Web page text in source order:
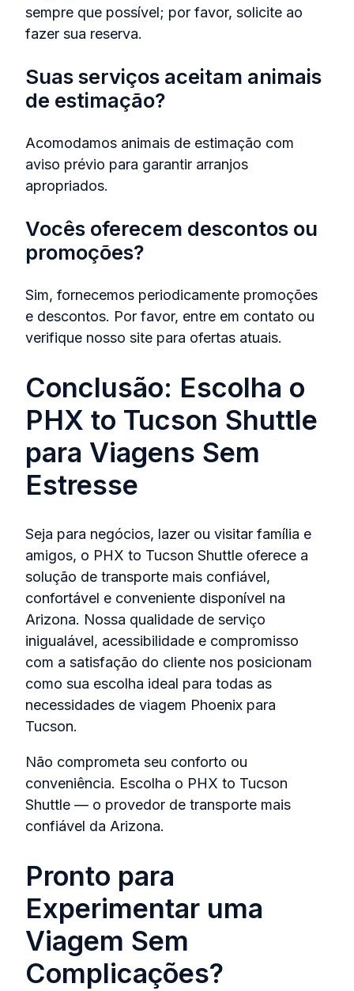
sempre que possível; por favor, solicite ao
fazer sua reserva.
Suas serviços aceitam animais
de estimação?
Acomodamos animais de estimação com
aviso prévio para garantir arranjos
apropriados.
Vocês oferecem descontos ou
promoções?
Sim, fornecemos periodicamente promoções
e descontos. Por favor, entre em contato ou
verifique nosso site para ofertas atuais.
Conclusão: Escolha o
PHX to Tucson Shuttle
para Viagens Sem
Estresse
Seja para negócios, lazer ou visitar família e
amigos, o PHX to Tucson Shuttle oferece a
solução de transporte mais confiável,
confortável e conveniente disponível na
Arizona. Nossa qualidade de serviço
inigualável, acessibilidade e compromisso
com a satisfação do cliente nos posicionam
como sua escolha ideal para todas as
necessidades de viagem Phoenix para
Tucson.
Não comprometa seu conforto ou
conveniência. Escolha o PHX to Tucson
Shuttle — o provedor de transporte mais
confiável da Arizona.
Pronto para
Experimentar uma
Viagem Sem
Complicações?